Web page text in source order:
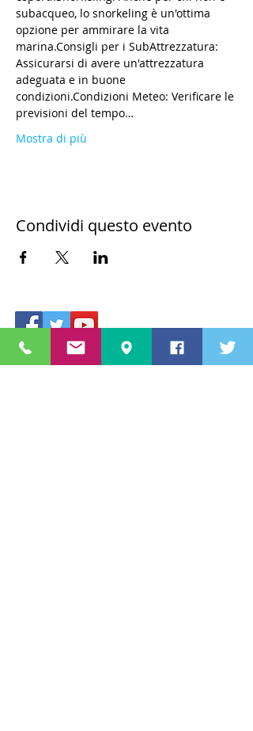
subacqueo, lo snorkeling è un'ottima
opzione per ammirare la vita
marina.Consigli per i SubAttrezzatura:
Assicurarsi di avere un'attrezzatura
adeguata e in buone
condizioni.Condizioni Meteo: Verificare le
previsioni del tempo…
Mostra di più
Condividi questo evento